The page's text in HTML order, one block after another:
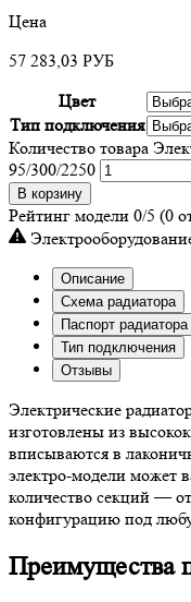
Цена
57 283,03 РУБ
Цвет
Тип подключения
Количество товара
95/300/2250
В корзину
Рейтинг модели 0/5 (0
Описание
Схема радиатора
Паспорт радиатора
Тип подключения
Отзывы
Электрические
изготовлены из
вписываются в
электро-модели может
количество секций —
конфигурацию под
Преимущества